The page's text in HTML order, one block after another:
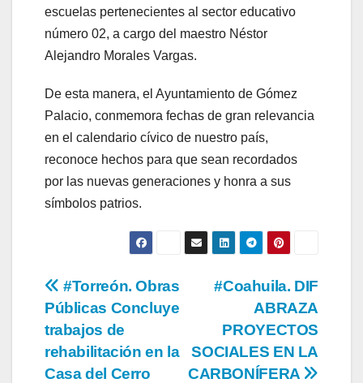
escuelas pertenecientes al sector educativo
número 02, a cargo del maestro Néstor
Alejandro Morales Vargas.
De esta manera, el Ayuntamiento de Gómez
Palacio, conmemora fechas de gran relevancia
en el calendario cívico de nuestro país,
reconoce hechos para que sean recordados
por las nuevas generaciones y honra a sus
símbolos patrios.
Navegación
de
entradas
#Coahuila. DIF
ABRAZA
PROYECTOS
SOCIALES EN LA
CARBONÍFERA
#Torreón. Obras
Públicas Concluye
trabajos de
rehabilitación en la
Casa del Cerro